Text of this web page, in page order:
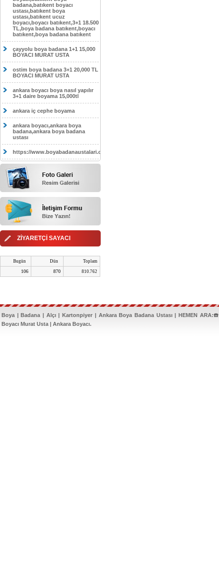
EV,İŞYERİ BOYA BADANA USTASI
0554 184 41 66
GÖLBAŞI DAİRE BOYAMA 1000TL
EV,İŞYERİ BOYA BADANA USTASI
0554 184 41 66
SOKULLU DAİRE BOYAMA 1000TL
EV,İŞYERİ BOYA BADANA USTASI
0554 184 41 66
badana,batıkent boyacı
ustası,batıkent boya
ustası,batıkent ucuz
boyacı,boyacı batıkent,3+1 18.500
TL,boya badana batıkent,boyacı
batıkent,boya badana batıkent
çayyolu boya badana 1+1 15,000
BOYACI MURAT USTA
ostim boya badana 3+1 20,000 TL
BOYACI MURAT USTA
ankara boyacı boya nasıl yapılır
3+1 daire boyama 15,000tl
ankara iç cephe boyama
ankara boyacı,ankara boya
badana,ankara boya badana
ustası
https://www.boyabadanaustalari.com/
ZİYARETÇİ SAYACI
Bugün Dün Toplam
106 870 810.762
Boya | Badana | Alçı | Kartonpiyer | Ankara Boya Badana Ustası | HEMEN
Boyacı Murat Usta | Ankara Boyacı.